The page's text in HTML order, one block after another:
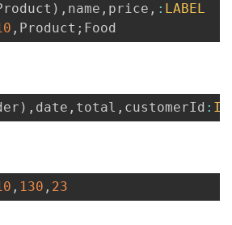
) , name , price , : LABEL
, Product ;
) , date , total , customerId :
, 130 , 23